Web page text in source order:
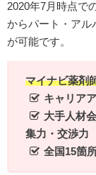
2020年7月時点で
からパート・アル
が可能です。
マイナビ薬剤
キャリア
大手人材
集力・交渉力
全国15箇